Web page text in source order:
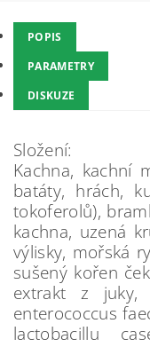
POPIS
PARAMETRY
DISKUZE
Složení:
Kachna, kachní
batáty, hrách,
tokoferolů),
kachna, uzená
výlisky, mořská
sušený kořen
extrakt z juky,
enterococcus
lactobacillu